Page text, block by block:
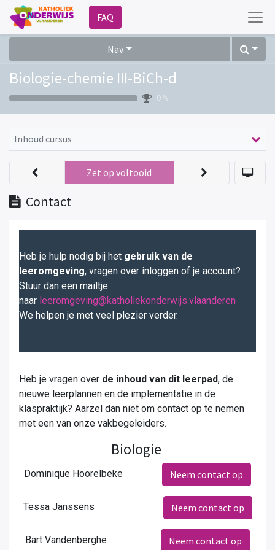
FAQ
Nav
Biologie-chemie III-BiCh-d
0 %
Inhoud cursus
Contact
Zet op voltooid
Heb je hulp nodig bij het gebruik van de
leeromgeving, vragen over inloggen of je account?
Stuur dan een mailtje
naar leeromgeving@katholiekonderwijs.vlaanderen
We helpen je met veel plezier verder.
Heb je vragen over de inhoud van dit leerpad, de
nieuwe leerplannen en de implementatie in de
klaspraktijk? Aarzel dan niet om contact op te nemen
met een van onze vakbegeleiders.
Biologie
Dominique Hoorelbeke Neem contact op
Tessa Janssens Neem contact op
Bart Vandenberghe Neem contact op